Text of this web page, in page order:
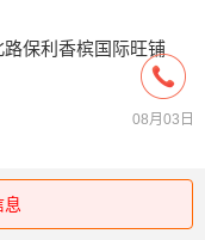
保利香槟国际旺铺
08月03日
息